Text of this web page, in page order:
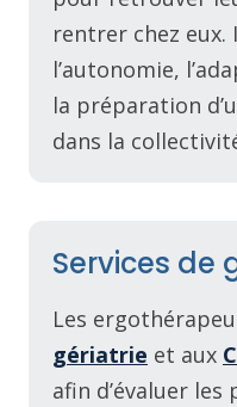
rentrer chez eux.
l’autonomie,
la préparation
dans la
Services de
Les
gériatrie et aux
afin d’évaluer les